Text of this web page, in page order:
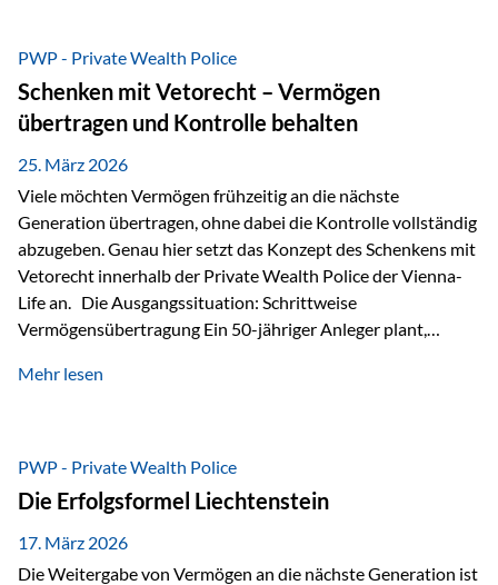
und Unternehmen. Ein wesentliches Merkmal ist die
Staatsfinanzierung: Liechtenstein weist keine
Staatsschulden auf, und der Schutz der wirtschaftlichen
Interessen der Bevölkerung ist in der Verfassung verankert.
Besonders hervorzuheben ist hierbei Artikel 14 der
liechtensteinischen Verfassung. Darin…
PWP - Private Wealth Police
Schenken mit Vetorecht – Vermögen
übertragen und Kontrolle behalten
25. März 2026
Viele möchten Vermögen frühzeitig an die nächste
Generation übertragen, ohne dabei die Kontrolle vollständig
abzugeben. Genau hier setzt das Konzept des Schenkens mit
Vetorecht innerhalb der Private Wealth Police der Vienna-
Life an. Die Ausgangssituation: Schrittweise
Vermögensübertragung Ein 50-jähriger Anleger plant,
der steuerliche Freibetrag optimal genutzt werden, sondern
strukturierte, langfristige Vermögensübertragung, ohne die
Kontrolle vollständig aus der Hand zu geben. Die Lösung:
Abschmelzung mit Vetorecht Die Umsetzung erfolgt über die
Private Wealth Police…
Mehr lesen
PWP - Private Wealth Police
Die Erfolgsformel Liechtenstein
17. März 2026
Die Weitergabe von Vermögen an die nächste Generation ist